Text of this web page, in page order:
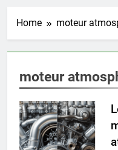
Home moteur
moteur